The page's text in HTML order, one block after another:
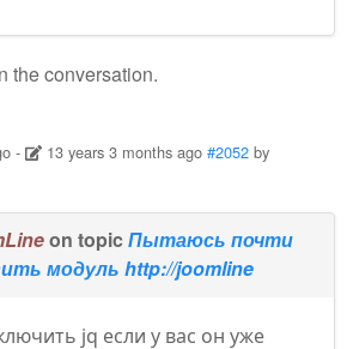
the conversation.
- 13 years 3 months ago #2052 by
on topic Пытаюсь почти
модуль http://joomline
jq если у вас он уже